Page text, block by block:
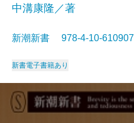
中溝康隆／著
新潮新書 978-4-10-
新書電子書籍あり